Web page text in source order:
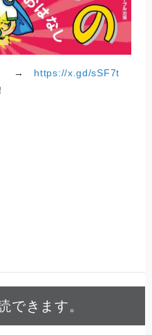
。 → https://x.gd/sSF7t
できます。